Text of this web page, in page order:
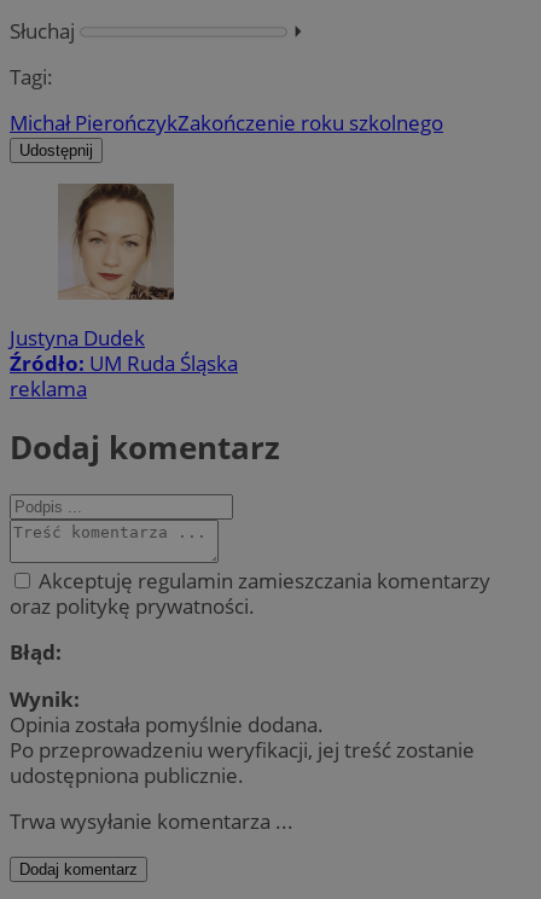
Słuchaj
⏵︎
Tagi:
Michał PierończykZakończenie roku szkolnego
Udostępnij
Justyna Dudek
Źródło: UM Ruda Śląska
reklama
Dodaj komentarz
Akceptuję regulamin zamieszczania komentarzy
oraz politykę prywatności.
Błąd:
Wynik:
Opinia została pomyślnie dodana.
Po przeprowadzeniu weryfikacji, jej treść zostanie
udostępniona publicznie.
Trwa wysyłanie komentarza ...
Dodaj komentarz